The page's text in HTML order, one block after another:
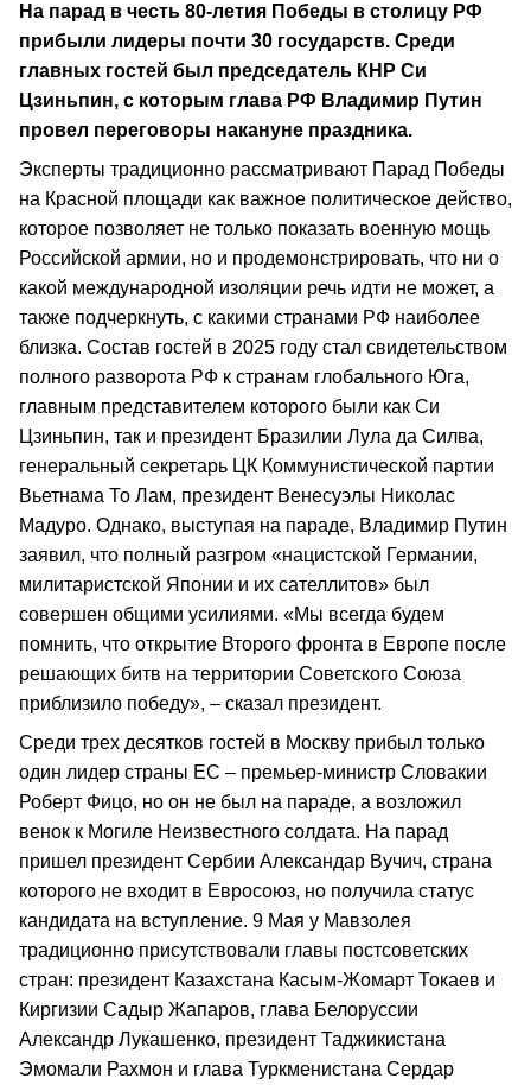
На парад в честь 80-летия Победы в столицу РФ
прибыли лидеры почти 30 государств. Среди
главных гостей был председатель КНР Си
Цзиньпин, с которым глава РФ Владимир Путин
провел переговоры накануне праздника.
Эксперты традиционно рассматривают Парад Победы
на Красной площади как важное политическое действо,
которое позволяет не только показать военную мощь
Российской армии, но и продемонстрировать, что ни о
какой международной изоляции речь идти не может, а
также подчеркнуть, с какими странами РФ наиболее
близка. Состав гостей в 2025 году стал свидетельством
полного разворота РФ к странам глобального Юга,
главным представителем которого были как Си
Цзиньпин, так и президент Бразилии Лула да Силва,
генеральный секретарь ЦК Коммунистической партии
Вьетнама То Лам, президент Венесуэлы Николас
Мадуро. Однако, выступая на параде, Владимир Путин
заявил, что полный разгром «нацистской Германии,
милитаристской Японии и их сателлитов» был
совершен общими усилиями. «Мы всегда будем
помнить, что открытие Второго фронта в Европе после
решающих битв на территории Советского Союза
приблизило победу», – сказал президент.
Среди трех десятков гостей в Москву прибыл только
один лидер страны ЕС – премьер-министр Словакии
Роберт Фицо, но он не был на параде, а возложил
венок к Могиле Неизвестного солдата. На парад
пришел президент Сербии Александар Вучич, страна
которого не входит в Евросоюз, но получила статус
кандидата на вступление. 9 Мая у Мавзолея
традиционно присутствовали главы постсоветских
стран: президент Казахстана Касым-Жомарт Токаев и
Киргизии Садыр Жапаров, глава Белоруссии
Александр Лукашенко, президент Таджикистана
Эмомали Рахмон и глава Туркменистана Сердар